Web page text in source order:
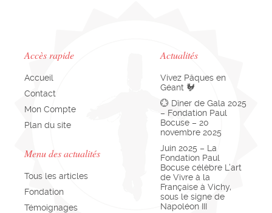
Accès rapide
Accueil
Contact
Mon Compte
Plan du site
Menu des actualités
Tous les articles
Fondation
Témoignages
Actualités
Vivez Pâques en
Géant 🐓
💮 Dîner de Gala 2025
– Fondation Paul
Bocuse – 20
novembre 2025
Juin 2025 – La
Fondation Paul
Bocuse célèbre L’art
de Vivre à la
Française à Vichy,
sous le signe de
Napoléon III